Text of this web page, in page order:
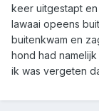
keer uitgestapt
lawaai opeens
buitenkwam en
hond had
ik was vergeten